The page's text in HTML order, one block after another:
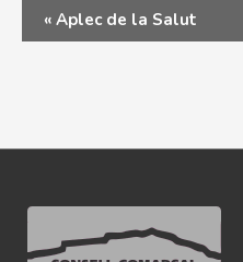
« Aplec de la Salut